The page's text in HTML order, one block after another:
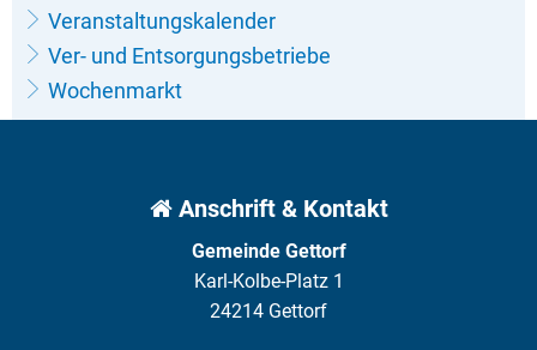
Veranstaltungskalender
Ver- und Entsorgungsbetriebe
Wochenmarkt
Anschrift & Kontakt
Gemeinde Gettorf
Karl-Kolbe-Platz 1
24214 Gettorf